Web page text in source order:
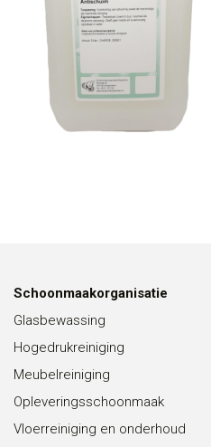
Schoonmaakorganisatie
Glasbewassing
Hogedrukreiniging
Meubelreiniging
Opleveringsschoonmaak
Vloerreiniging en onderhoud